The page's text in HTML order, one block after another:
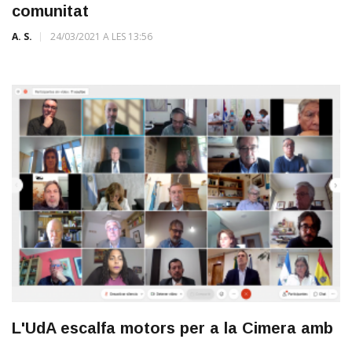
comunitat
A. S. 24/03/2021 A LES 13:56
L'UdA escalfa motors per a la Cimera amb